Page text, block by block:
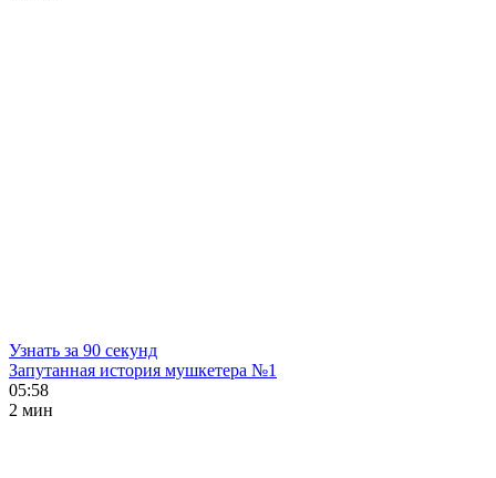
Узнать за 90 секунд
Запутанная история мушкетера №1
05:58
2 мин